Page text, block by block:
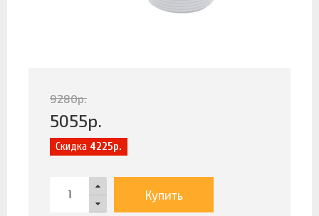
9280р.
5055р.
Скидка 4225р.
Купить